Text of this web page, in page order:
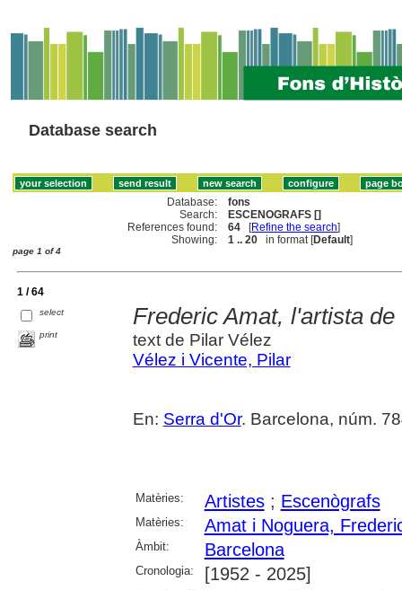
Database search
Database:
fons
Search:
ESCENOGRAFS []
References found:
64 [Refine the search]
Showing:
1 .. 20 in format [Default]
page 1 of 4
1 / 64
select
print
Frederic Amat, l'artista
text de Pilar Vélez
Vélez i Vicente, Pilar
En: Serra d'Or. Barcelona, núm.
Matèries: Artistes; Escenògrafs
Matèries: Amat i Noguera,
Àmbit: Barcelona
Cronologia: [1952 - 2025]